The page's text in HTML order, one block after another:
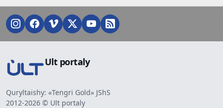
Ult portaly
Quryltaishy: «Tengri Gold» JShS
2012-2026 © Ult portaly